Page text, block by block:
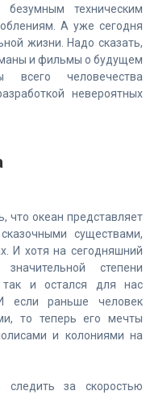
техническим
А уже сегодня
жизни. Надо сказать,
и фильмы о будущем
всего человечества
невероятных
что океан представляет
существами,
И хотя на сегодняшний
степени
и остался для нас
если раньше человек
то теперь его мечты
и колониями на
за скоростью